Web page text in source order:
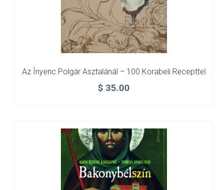
Az Ínyenc Polgár Asztalánál – 100 Korabeli Recepttel
$ 35.00